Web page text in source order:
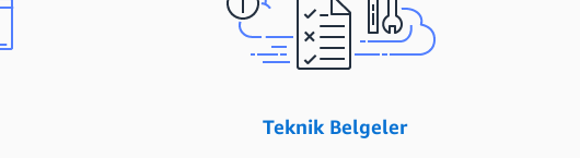
Teknik Belgeler